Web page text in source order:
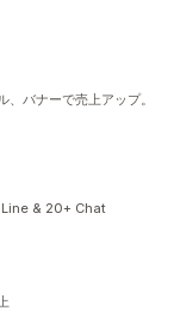
バナーで売上アップ。
& 20+ Chat